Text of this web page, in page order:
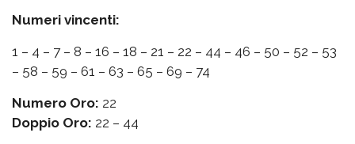
Numeri vincenti:
1 – 4 – 7 – 8 – 16 – 18 – 21 – 22 – 44 – 46 – 50 – 52 – 53
– 58 – 59 – 61 – 63 – 65 – 69 – 74
Numero Oro: 22
Doppio Oro: 22 – 44